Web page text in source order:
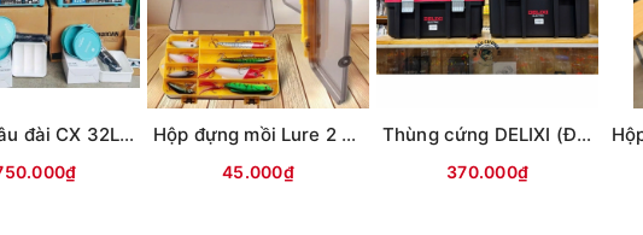
Thùng câu đài CX 32L (Bản L9) -có tựa lưng Hộp đựng mồi Lure 2 mặt KM01 (18x10x5cm)
45.000₫
Thùng cứng DELIXI (Đỏ đen)
370.000₫